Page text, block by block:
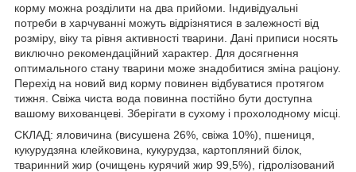
корму можна розділити на два прийоми. Індивідуальні
потреби в харчуванні можуть відрізнятися в залежності від
розміру, віку та рівня активності тварини. Дані приписи носять
виключно рекомендаційний характер. Для досягнення
оптимального стану тварини може знадобитися зміна раціону.
Перехід на новий вид корму повинен відбуватися протягом
тижня. Свіжа чиста вода повинна постійно бути доступна
вашому вихованцеві. Зберігати в сухому і прохолодному місці.
СКЛАД: яловичина (висушена 26%, свіжа 10%), пшениця,
кукурудзяна клейковина, кукурудза, картопляний білок,
тваринний жир (очищень курячий жир 99,5%), гідролізований